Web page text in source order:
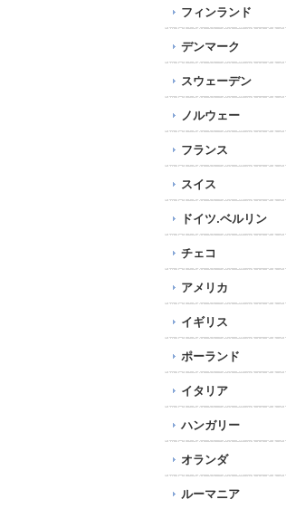
フィンランド
デンマーク
スウェーデン
ノルウェー
フランス
スイス
ドイツ.ベルリン
チェコ
アメリカ
イギリス
ポーランド
イタリア
ハンガリー
オランダ
ルーマニア